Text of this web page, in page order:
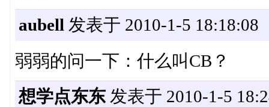
aubell 发表于 2010-1-5 18:18:08
弱弱的问一下：什么叫CB？
想学点东东发表于 2010-1-5